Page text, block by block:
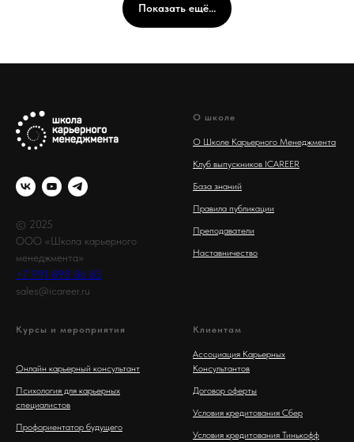
Показать ещё...
© 2025
ООО «Школа карьерного
менеджмента»
+7 991 898 86 83
sales@icareer.ru
О школе
О Школе Карьерного Менеджмента
Клуб выпускников ICAREER
База знаний
Правила публикации
Преподаватели
Наставничество
Курсы и мероприятия
Онлайн карьерный консультант
Психология для карьерных
специалистов
Профориентатор будущего
Клиентам
Ассоциация Карьерных
Консультантов
Договор оферты
Условия кредитования Сбер
Условия кредитования Тинькофф